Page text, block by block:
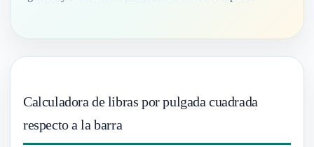
Calculadora de libras por pulgada cuadrada
respecto a la barra